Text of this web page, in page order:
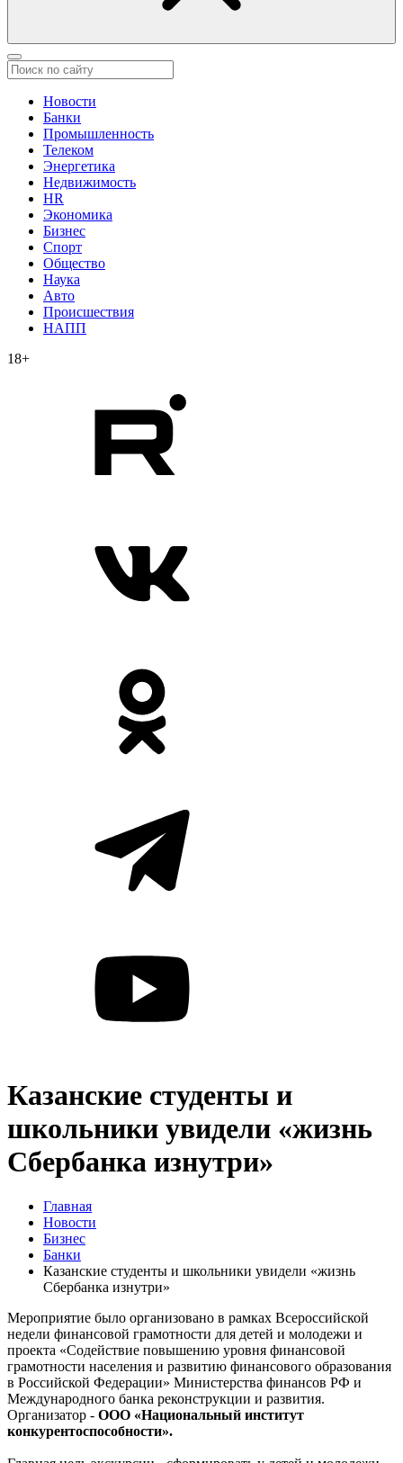
Новости
Банки
Промышленность
Телеком
Энергетика
Недвижимость
HR
Экономика
Бизнес
Спорт
Общество
Наука
Авто
Происшествия
НАПП
18+
Казанские студенты и
школьники увидели «жизнь
Сбербанка изнутри»
Главная
Новости
Бизнес
Банки
Казанские студенты и школьники увидели «жизнь
Сбербанка изнутри»
Мероприятие было организовано в рамках Всероссийской
недели финансовой грамотности для детей и молодежи и
проекта «Содействие повышению уровня финансовой
грамотности населения и развитию финансового образования
в Российской Федерации» Министерства финансов РФ и
Международного банка реконструкции и развития.
Организатор - ООО «Национальный институт
конкурентоспособности».